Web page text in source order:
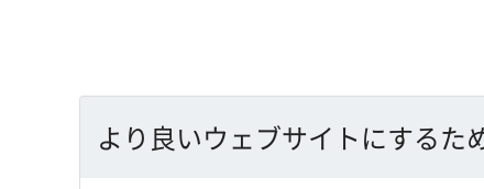
より良いウェブサイトにするた